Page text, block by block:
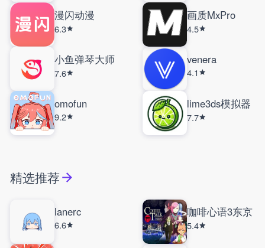
漫闪动漫
6.3
画质MxPro
4.5
小鱼弹琴大师
7.6
venera
4.1
omofun
9.2
lime3ds模拟器
7.7
精选推荐
lanerc
6.6
咖啡心语3东京
5.4